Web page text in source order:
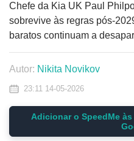
Chefe da Kia UK Paul
sobrevive às regras pós-
baratos continuam a
Autor: Nikita Novikov
23:11 14-05-2026
Adicionar o SpeedMe